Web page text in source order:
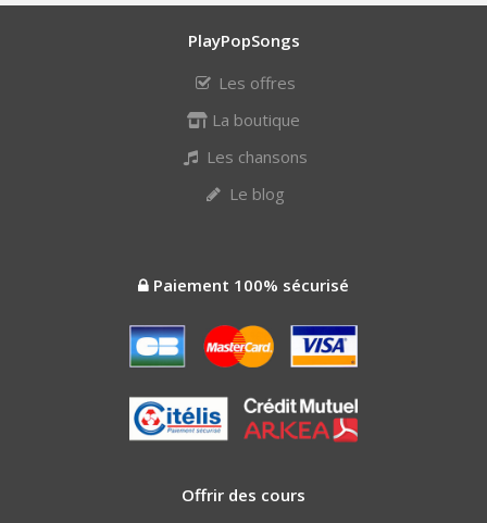
PlayPopSongs
Les offres
La boutique
Les chansons
Le blog
Paiement 100% sécurisé
Offrir des cours